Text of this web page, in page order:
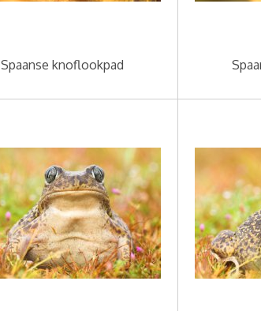
Spaanse knoflookpad